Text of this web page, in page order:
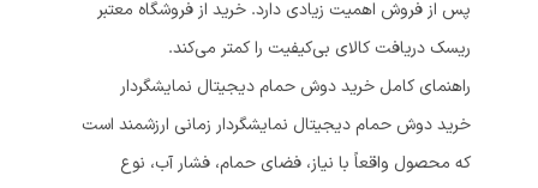
پس از فروش اهمیت زیادی دارد. خرید از فروشگاه معتبر
ریسک دریافت کالای بی‌کیفیت را کمتر می‌کند.
راهنمای کامل خرید دوش حمام دیجیتال نمایشگردار
خرید دوش حمام دیجیتال نمایشگردار زمانی ارزشمند است
که محصول واقعاً با نیاز، فضای حمام، فشار آب، نوع